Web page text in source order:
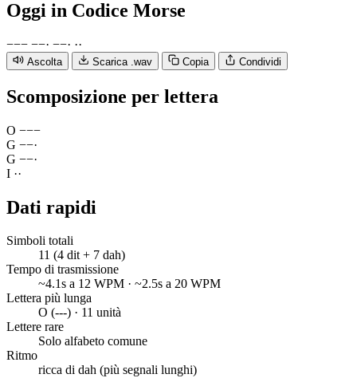
Oggi in Codice Morse
−−− −−· −−· ··
Ascolta Scarica .wav Copia Condividi
Scomposizione per lettera
O −−−
G −−·
G −−·
I ··
Dati rapidi
Simboli totali
11 (4 dit + 7 dah)
Tempo di trasmissione
~4.1s a 12 WPM · ~2.5s a 20 WPM
Lettera più lunga
O (---) · 11 unità
Lettere rare
Solo alfabeto comune
Ritmo
ricca di dah (più segnali lunghi)